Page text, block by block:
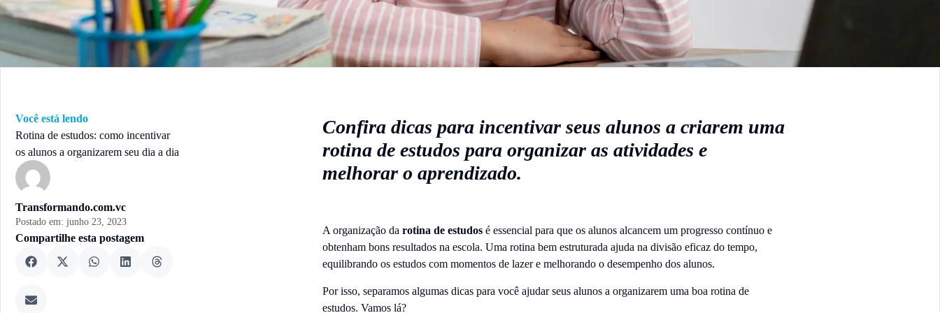
Você está lendo
Rotina de estudos: como incentivar
os alunos a organizarem seu dia a dia
Transformando.com.vc
Postado em: junho 23, 2023
Compartilhe esta postagem
Confira dicas para incentivar seus alunos a criarem uma
rotina de estudos para organizar as atividades e
melhorar o aprendizado.
A organização da rotina de estudosé essencial para que os alunos alcancem um progresso contínuo e
obtenham bons resultados na escola. Uma rotina bem estruturada ajuda na divisão eficaz do tempo,
equilibrando os estudos com momentos de lazer e melhorando o desempenho dos alunos.
Por isso, separamos algumas dicas para você ajudar seus alunos a organizarem uma boa rotina de
estudos. Vamos lá?